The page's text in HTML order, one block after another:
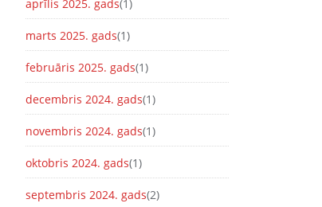
aprīlis 2025. gads(1)
marts 2025. gads(1)
februāris 2025. gads(1)
decembris 2024. gads(1)
novembris 2024. gads(1)
oktobris 2024. gads(1)
septembris 2024. gads(2)